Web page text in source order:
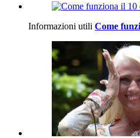
Informazioni utili Come